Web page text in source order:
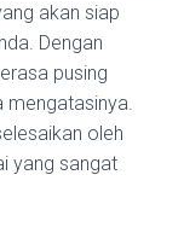
akan siap
Dengan
pusing
mengatasinya.
oleh
yang sangat